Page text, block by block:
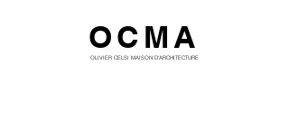
OCMA
OLIVIER CELSI MAISON D'ARCHITECTURE